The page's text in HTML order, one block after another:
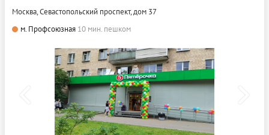
Москва, Севастопольский проспект, дом 37
м. Профсоюзная 10 мин. пешком